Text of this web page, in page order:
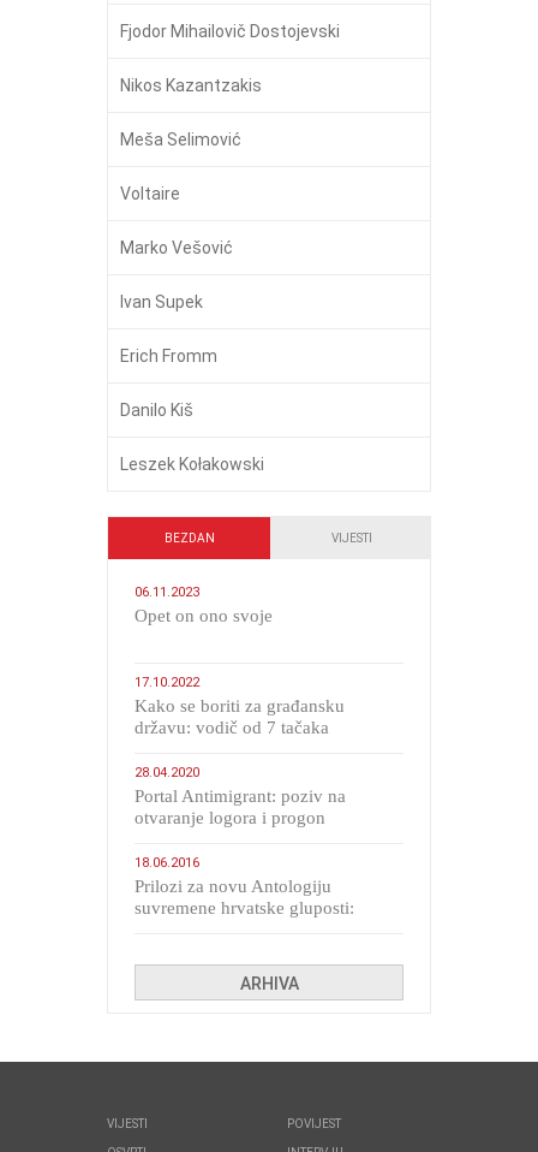
Fjodor Mihailovič Dostojevski
Nikos Kazantzakis
Meša Selimović
Voltaire
Marko Vešović
Ivan Supek
Erich Fromm
Danilo Kiš
Leszek Kołakowski
BEZDAN VIJESTI
06.11.2023
​Opet on ono svoje
17.10.2022
Kako se boriti za građansku
državu: vodič od 7 tačaka
28.04.2020
Portal Antimigrant: poziv na
otvaranje logora i progon
18.06.2016
Prilozi za novu Antologiju
suvremene hrvatske gluposti:
ARHIVA
VIJESTI POVIJEST